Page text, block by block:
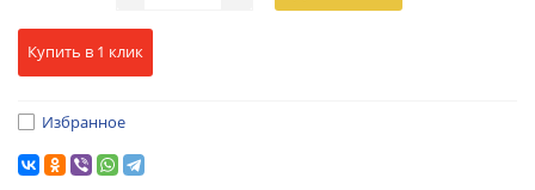
Купить в 1 клик
Избранное